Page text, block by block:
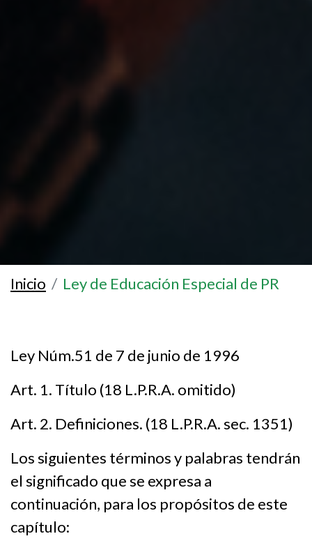
Inicio Ley de Educación Especial de PR
Ley Núm.51 de 7 de junio de 1996
Art. 1. Título (18 L.P.R.A. omitido)
Art. 2. Definiciones. (18 L.P.R.A. sec. 1351)
Los siguientes términos y palabras tendrán
el significado que se expresa a
continuación, para los propósitos de este
capítulo: